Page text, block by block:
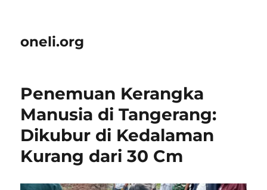
oneli.org
Penemuan Kerangka
Manusia di Tangerang:
Dikubur di Kedalaman
Kurang dari 30 Cm